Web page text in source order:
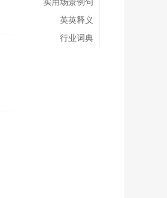
英英释义
行业词典